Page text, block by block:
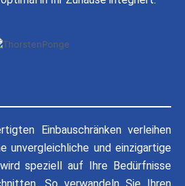
Einbauschränken verleihen
unvergleichliche und einzigartige
speziell auf Ihre Bedürfnisse